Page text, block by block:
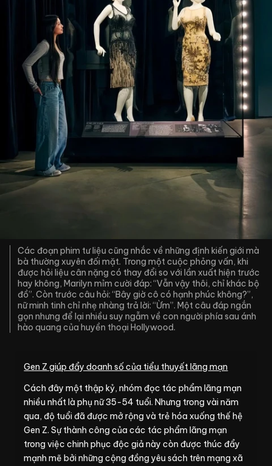
Các đoạn phim tư liệu cũng nhắc về những định kiến giới mà
bà thường xuyên đối mặt. Trong một cuộc phỏng vấn, khi
được hỏi liệu cân nặng có thay đổi so với lần xuất hiện trước
hay không, Marilyn mỉm cười đáp: “Vẫn vậy thôi, chỉ khác bộ
đồ”. Còn trước câu hỏi: “Bây giờ cô có hạnh phúc không?”,
nữ minh tinh chỉ nhẹ nhàng trả lời: “Ừm”. Một câu đáp ngắn
gọn nhưng để lại nhiều suy ngẫm về con người phía sau ánh
hào quang của huyền thoại Hollywood.
Gen Z giúp đẩy doanh số của tiểu thuyết lãng mạn
Cách đây một thập kỷ, nhóm đọc tác phẩm lãng mạn
nhiều nhất là phụ nữ 35-54 tuổi. Nhưng trong vài năm
qua, độ tuổi đã được mở rộng và trẻ hóa xuống thế hệ
Gen Z. Sự thành công của các tác phẩm lãng mạn
trong việc chinh phục độc giả này còn được thúc đẩy
mạnh mẽ bởi những cộng đồng yêu sách trên mạng xã